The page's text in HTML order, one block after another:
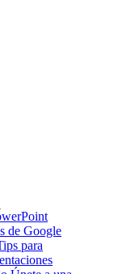
de Google
para